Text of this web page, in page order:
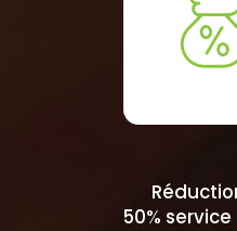
50%